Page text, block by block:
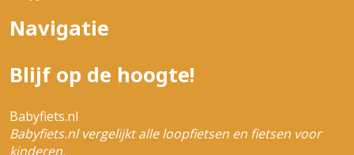
Navigatie
Blijf op de hoogte!
Babyfiets.nl
Babyfiets.nl vergelijkt alle loopfietsen en fietsen voor
kinderen.